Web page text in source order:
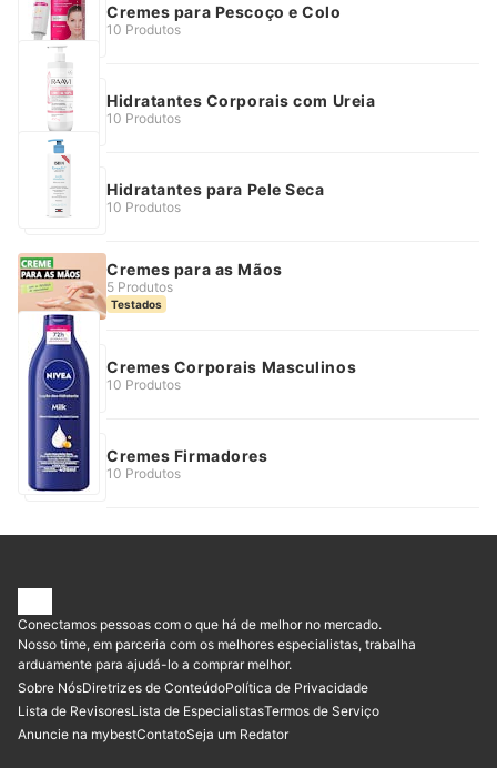
Cremes para Pescoço e Colo
10 Produtos
Hidratantes Corporais com Ureia
10 Produtos
Hidratantes para Pele Seca
10 Produtos
Cremes para as Mãos
5 Produtos
Testados
Cremes Corporais Masculinos
10 Produtos
Cremes Firmadores
10 Produtos
Conectamos pessoas com o que há de melhor no mercado.
Nosso time, em parceria com os melhores especialistas, trabalha
arduamente para ajudá-lo a comprar melhor.
Sobre NósDiretrizes de ConteúdoPolítica de Privacidade
Lista de RevisoresLista de EspecialistasTermos de Serviço
Anuncie na mybestContatoSeja um Redator